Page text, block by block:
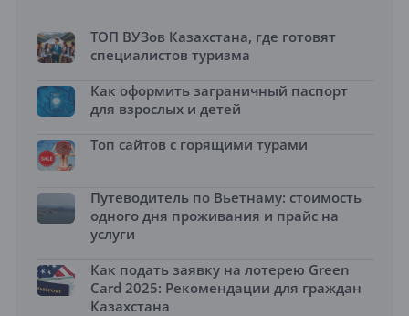
ТОП ВУЗов Казахстана, где готовят
специалистов туризма
Как оформить заграничный паспорт
для взрослых и детей
Топ сайтов с горящими турами
Путеводитель по Вьетнаму: стоимость
одного дня проживания и прайс на
услуги
Как подать заявку на лотерею Green
Card 2025: Рекомендации для граждан
Казахстана